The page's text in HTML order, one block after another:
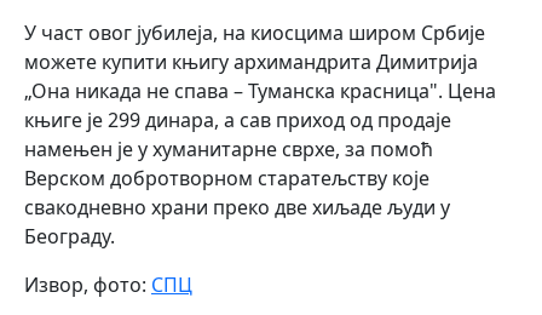
У част овог јубилеја, на киосцима широм Србије
можете купити књигу архимандрита Димитрија
„Она никада не спава – Туманска красница". Цена
књиге је 299 динара, а сав приход од продаје
намењен је у хуманитарне сврхе, за помоћ
Верском добротворном старатељству које
свакодневно храни преко две хиљаде људи у
Београду.
Извор, фото: СПЦ